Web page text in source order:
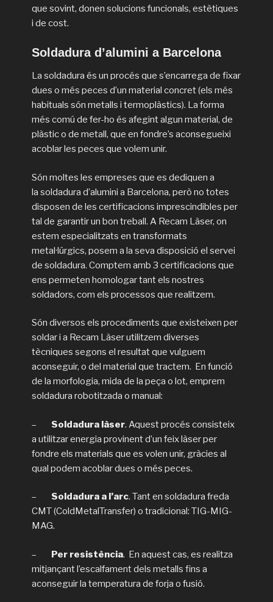
que sovint, donen solucions funcionals, estètiques
i de cost.
Soldadura d’alumini a Barcelona
La soldadura és un procés que s’encarrega de fixar
dues o més peces d’un material concret (els més
habituals són metalls i termoplàstics). La forma
més comú de fer-ho és afegint algun material, de
plàstic o de metall, que en fondre’s aconsegueixi
acoblar les peces que volem unir.
Són moltes les empreses que es dediquen a
la soldadura d’alumini a Barcelona, però no totes
disposen de les certificacions imprescindibles per
tal de garantir un bon treball. A Recam Làser, on
estem especialitzats en transformats
metal·lúrgics, posem a la seva disposició el servei
de soldadura. Comptem amb 3 certificacions que
ens permeten homologar tant els nostres
soldadors, com els processos que realitzem.
Són diversos els procediments que existeixen per
soldar i a Recam Làser utilitzem diverses
tècniques segons el resultat que vulguem
aconseguir, o del material que tractem. En funció
de la morfologia, mida de la peça o lot, emprem
soldadura robotitzada o manual:
– Soldadura làser. Aquest procés consisteix
a utilitzar energia provinent d’un feix làser per
fondre els materials que es volen unir, gràcies al
qual podem acoblar dues o més peces.
– Soldadura a l’arc. Tant en soldadura freda
CMT (ColdMetalTransfer) o tradicional: TIG-MIG-
MAG.
– Per resistència. En aquest cas, es realitza
mitjançant l’escalfament dels metalls fins a
aconseguir la temperatura de forja o fusió.